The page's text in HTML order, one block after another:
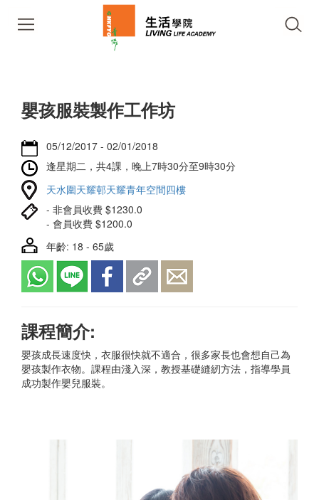
嬰孩服裝製作工作坊
05/12/2017 - 02/01/2018
逢星期二，共4課，晚上7時30分至9時30分
天水圍天耀邨天耀青年空間四樓
- 非會員收費 $1230.0
- 會員收費 $1200.0
年齡: 18 - 65歲
課程簡介:
嬰孩成長速度快，衣服很快就不適合，很多家長也會想自己為
嬰孩製作衣物。課程由淺入深，教授基礎縫紉方法，指導學員
成功製作嬰兒服裝。